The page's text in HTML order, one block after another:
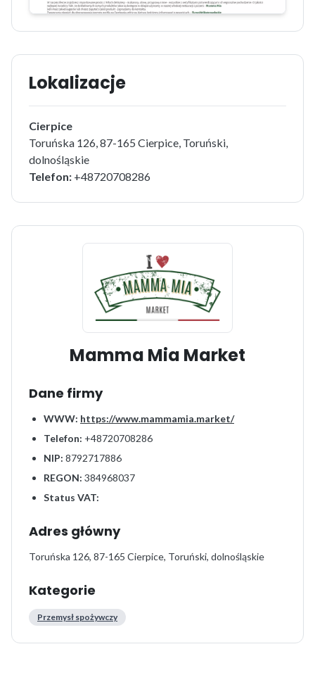
Lokalizacje
Cierpice
Toruńska 126, 87-165 Cierpice, Toruński,
dolnośląskie
Telefon: +48720708286
Mamma Mia Market
Dane firmy
WWW: https://www.mammamia.market/
Telefon: +48720708286
NIP: 8792717886
REGON: 384968037
Status VAT:
Adres główny
Toruńska 126, 87-165 Cierpice, Toruński, dolnośląskie
Kategorie
Przemysł spożywczy